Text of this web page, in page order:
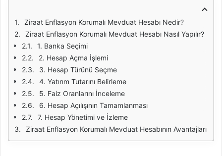
Ziraat Enflasyon Korumalı Mevduat Hesabı Nedir?
Ziraat Enflasyon Korumalı Mevduat Hesabı Nasıl Yapılır?
1. Banka Seçimi
2. Hesap Açma İşlemi
3. Hesap Türünü Seçme
4. Yatırım Tutarını Belirleme
5. Faiz Oranlarını İnceleme
6. Hesap Açılışının Tamamlanması
7. Hesap Yönetimi ve İzleme
Ziraat Enflasyon Korumalı Mevduat Hesabının Avantajları